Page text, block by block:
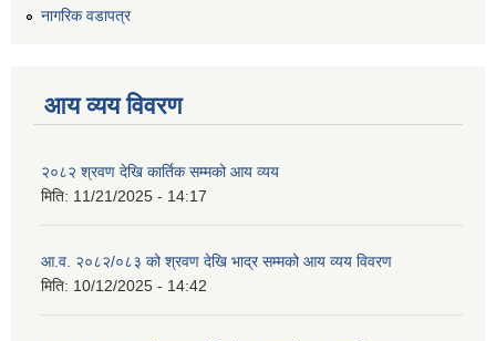
नागरिक वडापत्र
आय व्यय विवरण
२०८२ श्रवण देखि कार्तिक सम्मको आय व्यय
मिति: 11/21/2025 - 14:17
आ.व. २०८२/०८३ को श्रवण देखि भाद्र सम्मको आय व्यय विवरण
मिति: 10/12/2025 - 14:42